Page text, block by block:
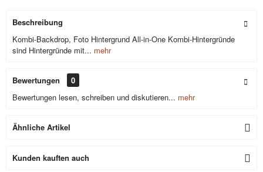
Beschreibung
Kombi-Backdrop, Foto Hintergrund All-in-One Kombi-Hintergründe
sind Hintergründe mit... mehr
Bewertungen
0
Bewertungen lesen, schreiben und diskutieren... mehr
Ähnliche Artikel
Kunden kauften auch